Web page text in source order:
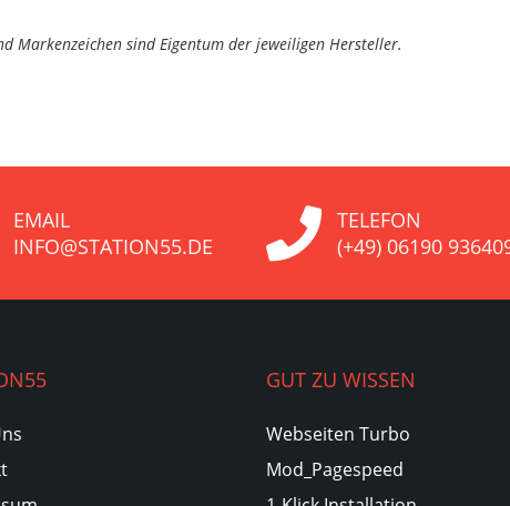
Markenzeichen sind Eigentum der jeweiligen Hersteller.
EMAIL
INFO@STATION55.DE
TELEFON
(+49) 06190
GUT ZU WISSEN
Webseiten Turbo
Mod_Pagespeed